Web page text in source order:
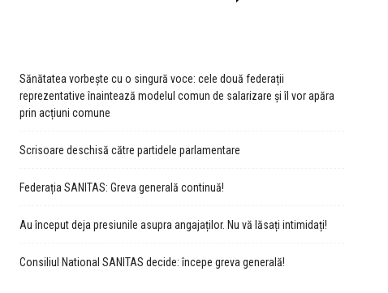
Sănătatea vorbește cu o singură voce: cele două federații
reprezentative înaintează modelul comun de salarizare și îl vor apăra
prin acțiuni comune
Scrisoare deschisă către partidele parlamentare
Federația SANITAS: Greva generală continuă!
Au început deja presiunile asupra angajaților. Nu vă lăsați intimidați!
Consiliul National SANITAS decide: începe greva generală!